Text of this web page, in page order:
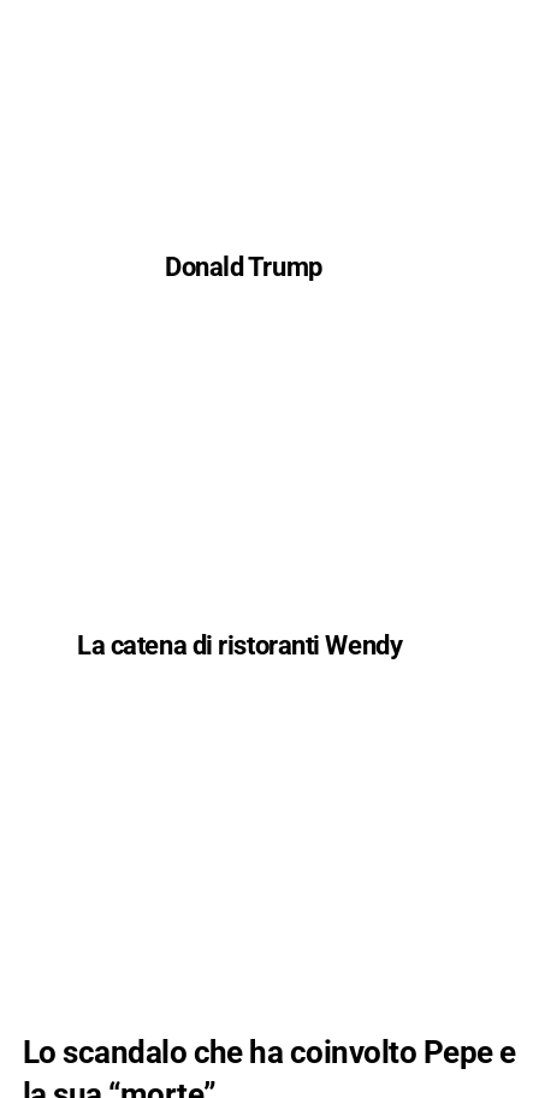
Donald Trump
La catena di ristoranti Wendy
Lo scandalo che ha coinvolto Pepe e